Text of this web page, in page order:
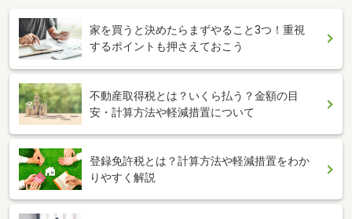
家を買うと決めたらまずやること3つ！重視
するポイントも押さえておこう
不動産取得税とは？いくら払う？金額の目
安・計算方法や軽減措置について
登録免許税とは？計算方法や軽減措置をわか
りやすく解説